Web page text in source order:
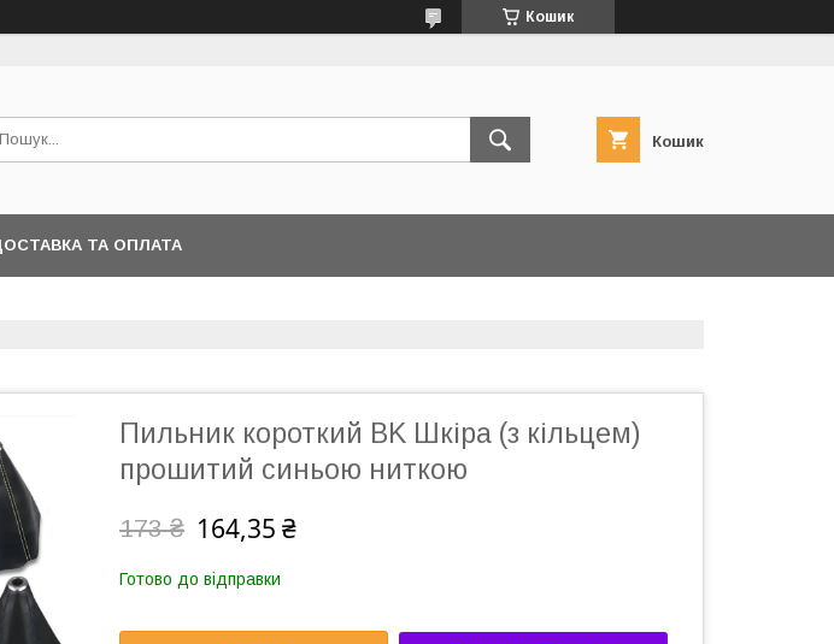
Кошик
Кошик
ТА ОПЛАТА
Пильник короткий BK Шкіра (з кільцем)
прошитий синьою ниткою
173 ₴ 164,35 ₴
Готово до відправки